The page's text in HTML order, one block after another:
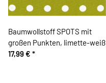
Baumwollstoff SPOTS mit
großen Punkten, limette-weiß
17,99 € *